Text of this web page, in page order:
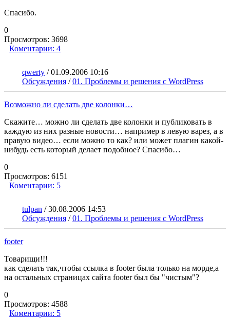
Спасибо.
0
Просмотров: 3698
Коментарии: 4
qwerty /01.09.2006 10:16
Обсуждения /01. Проблемы и решения с WordPress
Возможно ли сделать две колонки…
Скажите… можно ли сделать две колонки и публиковать в
каждую из них разные новости… например в левую варез, а в
правую видео… если можно то как? или может плагин какой-
нибудь есть который делает подобное? Спасибо…
0
Просмотров: 6151
Коментарии: 5
tulpan /30.08.2006 14:53
Обсуждения /01. Проблемы и решения с WordPress
footer
Товарищи!!!
как сделать так,чтобы ссылка в footer была только на морде,а
на остальных страницах сайта footer был бы "чистым"?
0
Просмотров: 4588
Коментарии: 5